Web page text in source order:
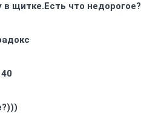
щитке.Есть что недорогое?